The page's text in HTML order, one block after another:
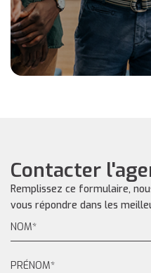
Contacter
Remplissez ce formulaire,
vous répondre dans les